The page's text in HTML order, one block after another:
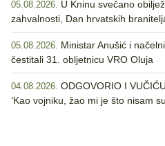
05.08.2026. U Kninu svečano
zahvalnosti, Dan hrvatskih
05.08.2026. Ministar Anušić i
čestitali 31. obljetnicu VRO Oluja
04.08.2026. ODGOVORIO I
‘Kao vojniku, žao mi je što nisam